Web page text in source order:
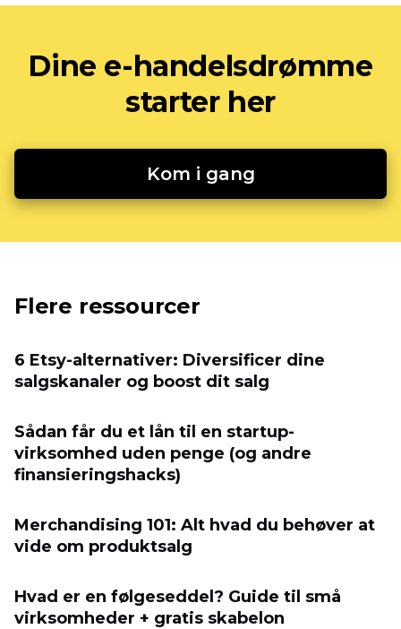
Dine e-handelsdrømme
starter her
Kom i gang
Flere ressourcer
6 Etsy-alternativer: Diversificer dine
salgskanaler og boost dit salg
Sådan får du et lån til en startup-
virksomhed uden penge (og andre
finansieringshacks)
Merchandising 101: Alt hvad du behøver at
vide om produktsalg
Hvad er en følgeseddel? Guide til små
virksomheder + gratis skabelon